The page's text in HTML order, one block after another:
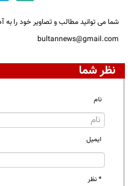
شما می توانید مطالب و تصاویر خود را به
bultannews@gmail.com
نظر شما
نام
ایمیل
* نظر